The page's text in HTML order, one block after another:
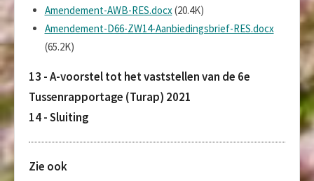
Amendement-AWB-RES.docx (20.4K)
Amendement-D66-ZW14-Aanbiedingsbrief-RES.docx
(65.2K)
13 - A-voorstel tot het vaststellen van de 6e
Tussenrapportage (Turap) 2021
14 - Sluiting
Zie ook